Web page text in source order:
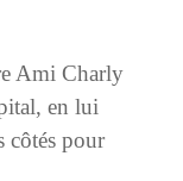
Ami Charly
en lui
côtés pour